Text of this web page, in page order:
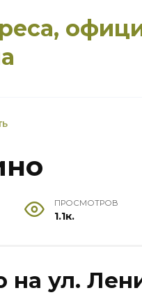
ПРОСМОТРОВ
1.1к.
на ул.